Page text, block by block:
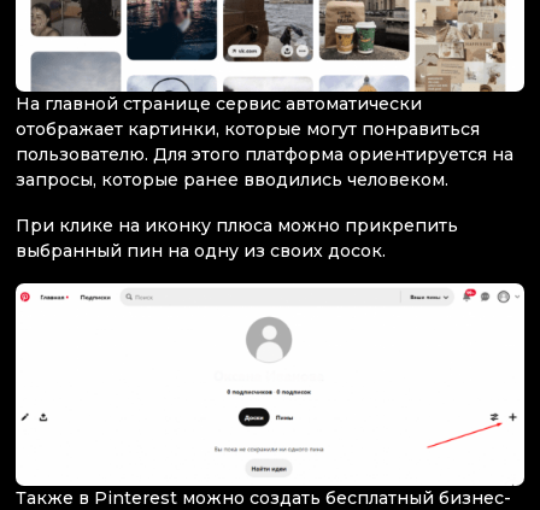
На главной странице сервис автоматически
отображает картинки, которые могут понравиться
пользователю. Для этого платформа ориентируется на
запросы, которые ранее вводились человеком.
При клике на иконку плюса можно прикрепить
выбранный пин на одну из своих досок.
Также в Pinterest можно создать бесплатный бизнес-